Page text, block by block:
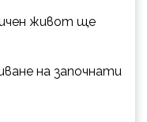
живот ще
на започнати